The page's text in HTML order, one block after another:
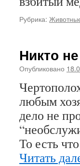
Рубрика:
Никто
Опубликовано
любым
дело не
То есть
Читать